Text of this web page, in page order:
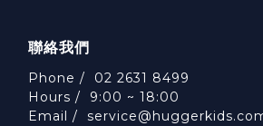
聯絡我們
Phone / 02 2631 8499
Hours / 9:00 ~ 18:00
Email /